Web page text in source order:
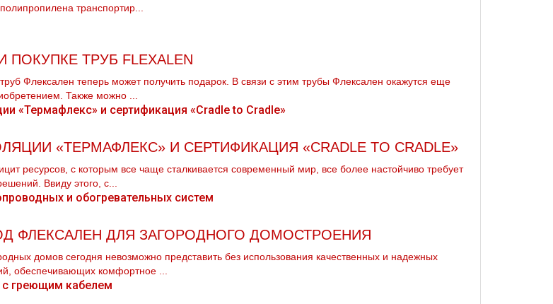
транспортир...
ТРУБ FLEXALEN
Флексален теперь может получить подарок. В связи с этим тpубы Флексален окажутся еще
Также можно ...
«ТЕРМАФЛЕКС» И СЕРТИФИКАЦИЯ «CRADLE TO CRADLE»
ресурсов, с которым все чаще сталкивается современный мир, все более настойчиво требует
Ввиду этого, с...
ФЛЕКСАЛЕН ДЛЯ ЗАГОРОДНОГО ДОМОСТРОЕНИЯ
домов сегодня невозможно представить без использования качественных и надежных
обеспечивающих комфортное ...